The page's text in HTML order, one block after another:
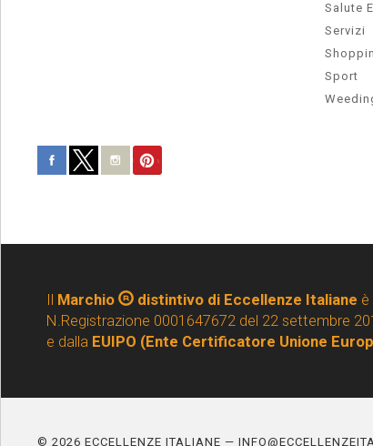
Salute
Servizi
Sport
Il Marchio distintivo di Eccellenze Italiane
N.Registrazione 0001647672 del 22 settembre
e dalla EUIPO (Ente Certificatore Unione
© 2026 ECCELLENZE ITALIANE —